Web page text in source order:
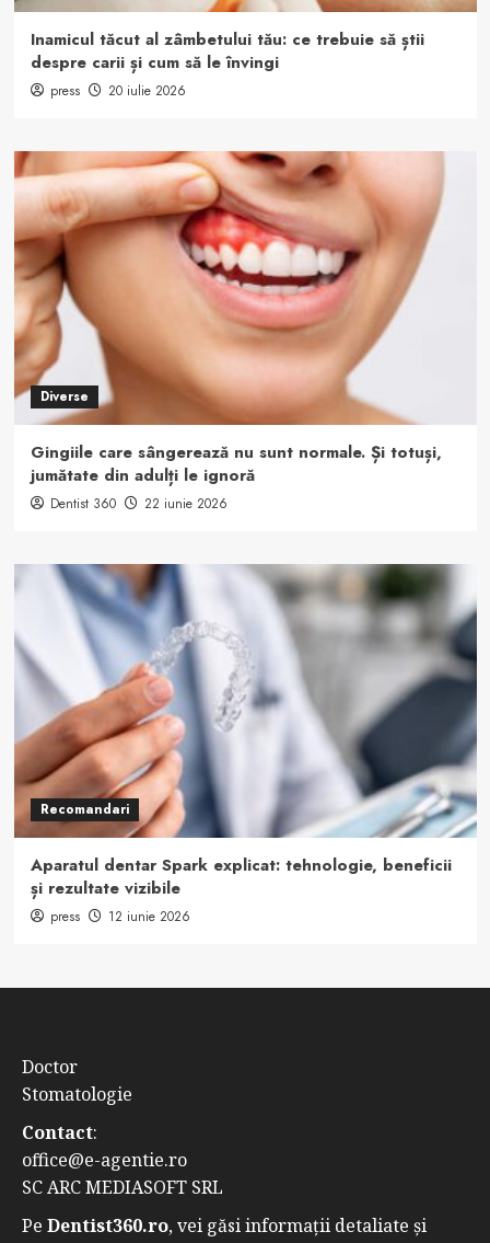
Inamicul tăcut al zâmbetului tău: ce trebuie să știi
despre carii și cum să le învingi
press 20 iulie 2026
Diverse
Gingiile care sângerează nu sunt normale. Și totuși,
jumătate din adulți le ignoră
Dentist 360 22 iunie 2026
Recomandari
Aparatul dentar Spark explicat: tehnologie, beneficii
și rezultate vizibile
press 12 iunie 2026
Doctor
Stomatologie
Contact:
office@e-agentie.ro
SC ARC MEDIASOFT SRL
Pe Dentist360.ro, vei găsi informații detaliate și